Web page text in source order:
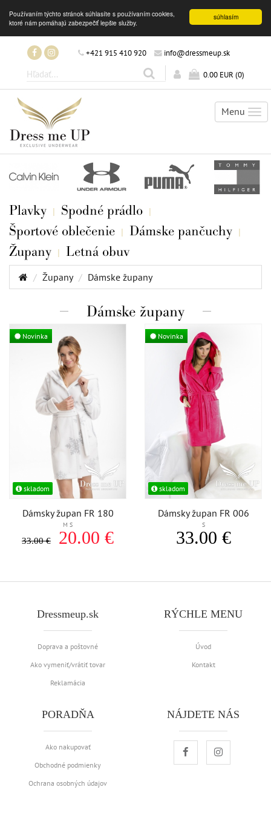
súhlasím
Používaním týchto stránok súhlasíte s používaním cookies,
ktoré nám pomáhajú zabezpečiť lepšie služby.
+421 915 410 920 info@dressmeup.sk
0.00 EUR (0)
Menu
Plavky
Spodné prádlo
Športové oblečenie
Dámske pančuchy
Župany
Letná obuv
Župany Dámske župany
Dámske župany
Novinka
skladom
Dámsky župan FR 180
M S
33.00 € 20.00 €
Novinka
skladom
Dámsky župan FR 006
S
33.00 €
Dressmeup.sk
Doprava a poštovné
Ako vymeniť/vrátiť tovar
Reklamácia
RÝCHLE MENU
Úvod
Kontakt
PORADŇA
Ako nakupovať
Obchodné podmienky
Ochrana osobných údajov
NÁJDETE NÁS